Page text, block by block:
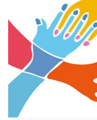
DE
LAS
FINANZAS.
DISEÑO
PRÁCTICA
DE
SOLIDARIOS
LOCALES